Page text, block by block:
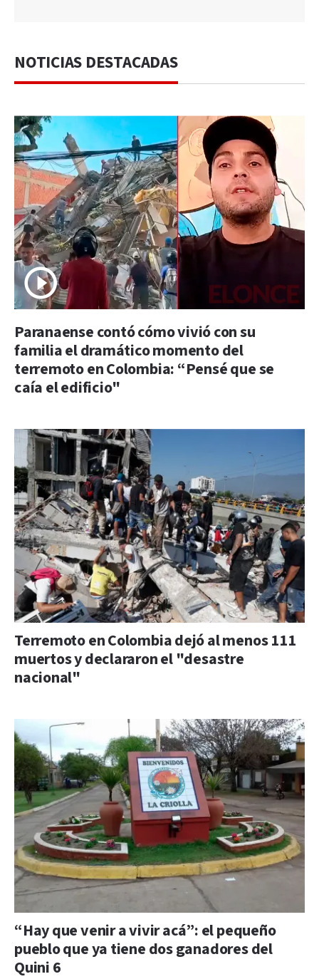
NOTICIAS DESTACADAS
Paranaense contó cómo vivió con su
familia el dramático momento del
terremoto en Colombia: “Pensé que se
caía el edificio"
Terremoto en Colombia dejó al menos 111
muertos y declararon el "desastre
nacional"
“Hay que venir a vivir acá”: el pequeño
pueblo que ya tiene dos ganadores del
Quini 6